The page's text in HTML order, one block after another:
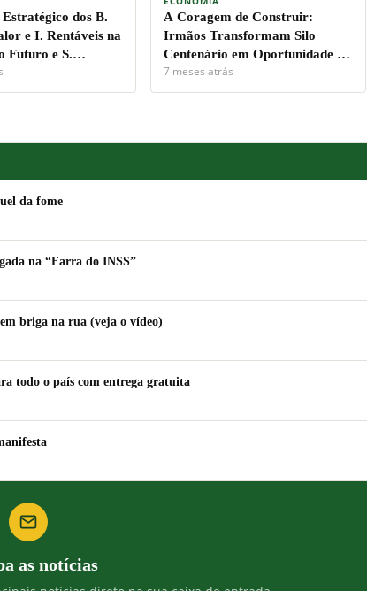
dos B.
e I. Rentáveis na
Futuro e S.
A Coragem de Construir:
Irmãos Transformam Silo
Centenário em Oportunidade de
LucroeImóvel de Alto Padrão
7 meses atrás
da fome
na “Farra do INSS”
briga na rua (veja o vídeo)
todo o país com entrega gratuita
as notícias